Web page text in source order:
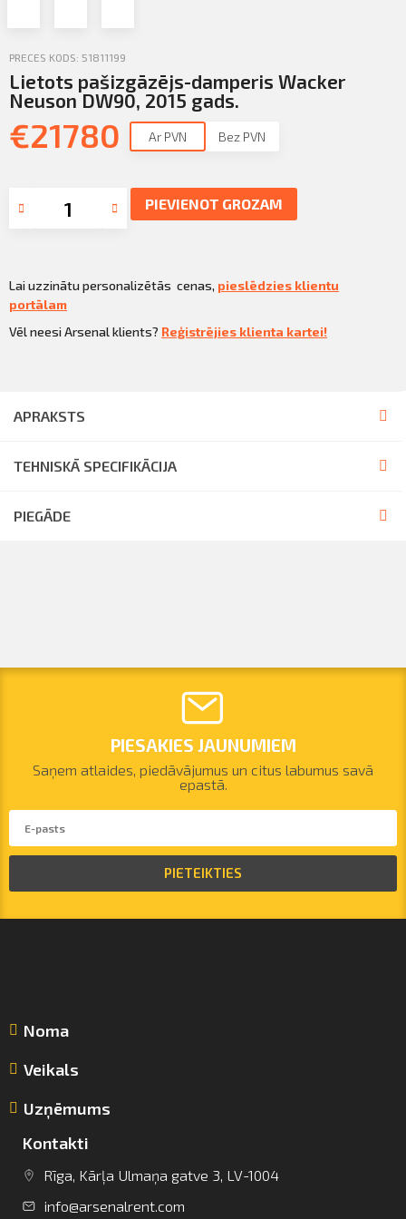
info@arsenalrent.com
Iziet
PIETEIKTIES
PRECES KODS: 51811199
Lietots pašizgāzējs-damperis Wacker
Neuson DW90, 2015 gads.
€21780 Ar PVN Bez PVN
PIEVIENOT GROZAM
Lai uzzinātu personalizētās cenas, pieslēdzies klientu
portālam
Vēl neesi Arsenal klients? Reģistrējies klienta kartei!
APRAKSTS
TEHNISKĀ SPECIFIKĀCIJA
PIEGĀDE
PIESAKIES JAUNUMIEM
Saņem atlaides, piedāvājumus un citus labumus savā
epastā.
PIETEIKTIES
Noma
Veikals
Uzņēmums
Kontakti
Rīga, Kārļa Ulmaņa gatve 3, LV-1004
info@arsenalrent.com